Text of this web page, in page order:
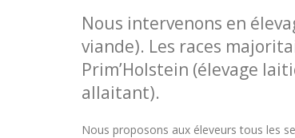
Nous intervenons en
viande). Les races
Prim’Holstein (élevage
allaitant).
Nous proposons aux éleveurs tous les